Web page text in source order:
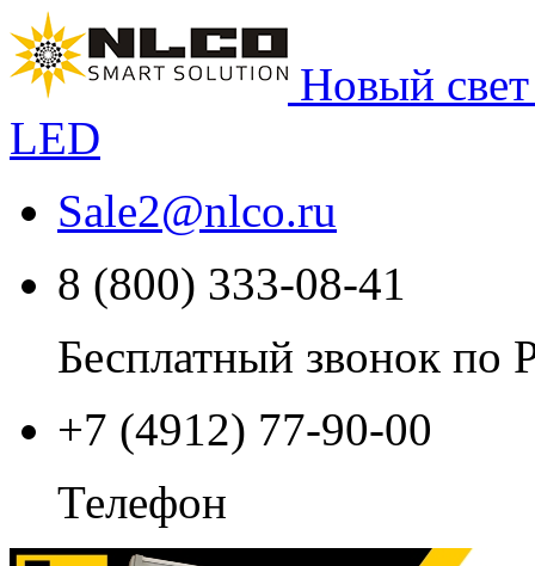
Новый
LED
Sale2@nlco.ru
8 (800) 333-08-41
Бесплатный звонок по
+7 (4912) 77-90-00
Телефон